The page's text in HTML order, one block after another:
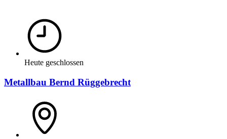
Heute geschlossen
Metallbau Bernd Rüggebrecht